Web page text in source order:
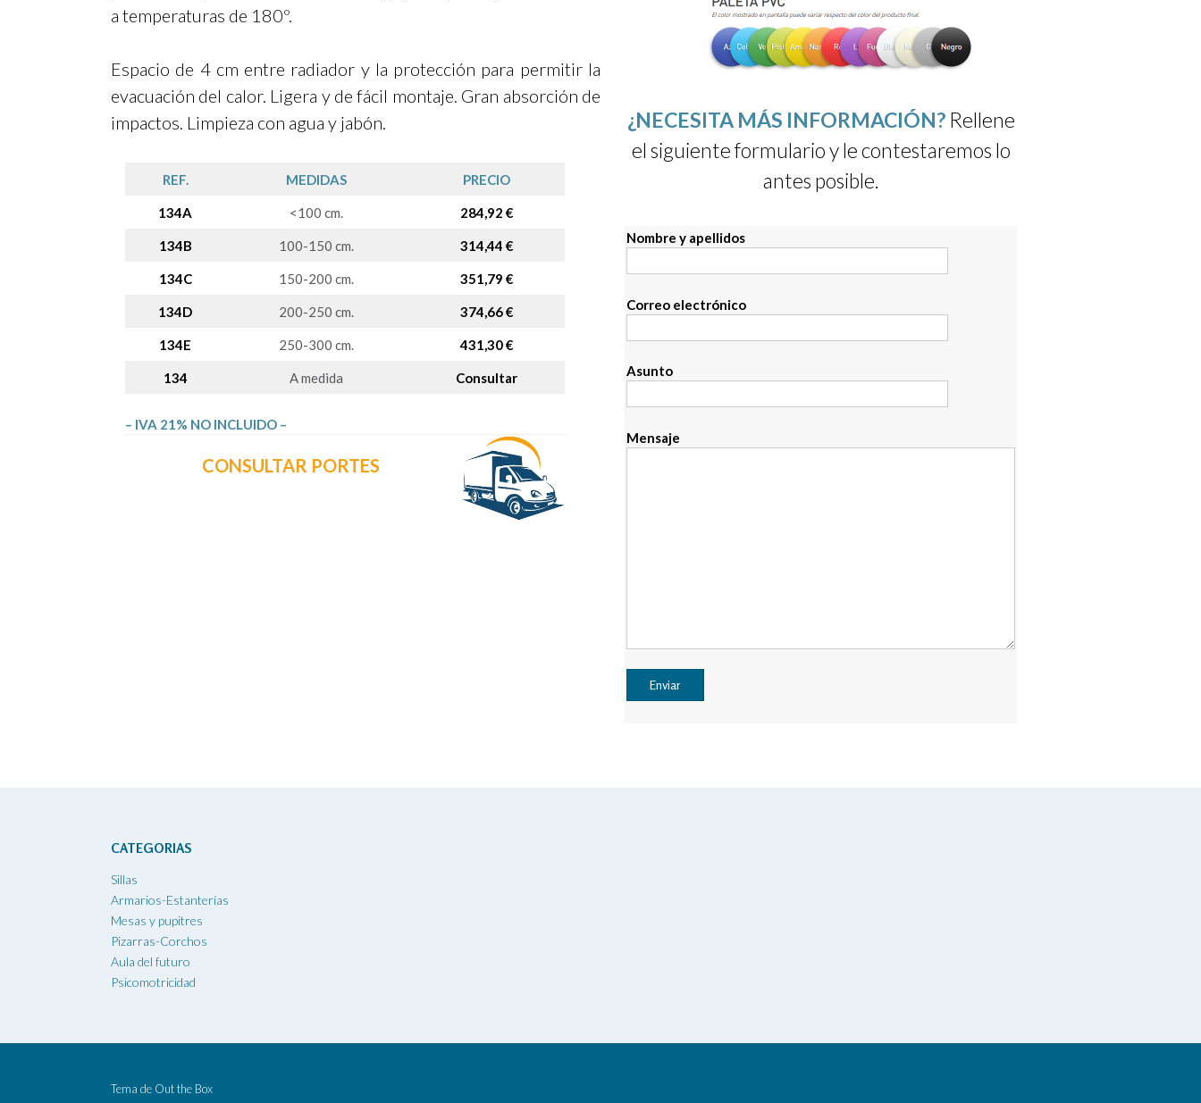
a temperaturas de 180º.
Espacio de 4 cm entre radiador y la protección para permitir la
evacuación del calor. Ligera y de fácil montaje. Gran absorción de
impactos. Limpieza con agua y jabón.
REF. MEDIDAS PRECIO
134A <100 cm. 284,92 €
134B 100-150 cm. 314,44 €
134C 150-200 cm. 351,79 €
134D 200-250 cm. 374,66 €
134E 250-300 cm. 431,30 €
134 A medida Consultar
– IVA 21% NO INCLUIDO –
CONSULTAR PORTES
¿NECESITA MÁS INFORMACIÓN? Rellene
el siguiente formulario y le contestaremos lo
antes posible.
Nombre y apellidos
Correo electrónico
Asunto
Mensaje
CATEGORIAS
Sillas
Armarios-Estanterías
Mesas y pupitres
Pizarras-Corchos
Aula del futuro
Psicomotricidad
Tema de Out the Box